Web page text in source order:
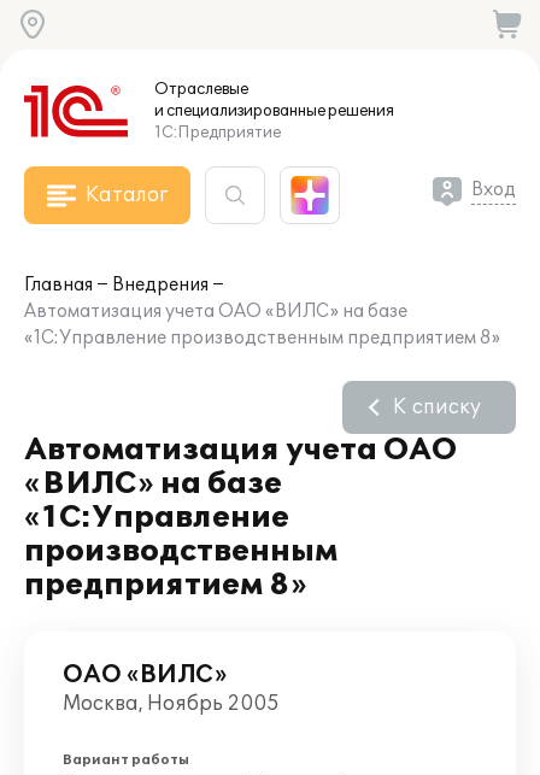
Отраслевые
и специализированныерешения
1С:Предприятие
Каталог Вход
Главная
Внедрения
Автоматизация учета ОАО «ВИЛС» на базе
«1С:Управление производственным предприятием 8»
Автоматизация учета ОАО
«ВИЛС» на базе
«1С:Управление
производственным
предприятием 8»
К списку
ОАО «ВИЛС»
Москва, Ноябрь 2005
Вариант работы